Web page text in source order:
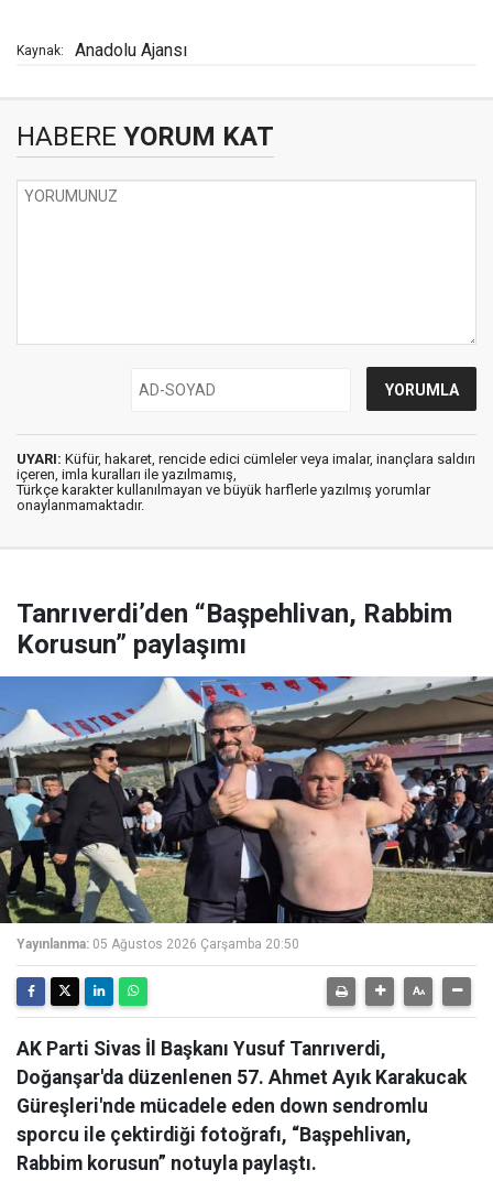
Kaynak: Anadolu Ajansı
HABERE YORUM KAT
UYARI: Küfür, hakaret, rencide edici cümleler veya imalar, inançlara saldırı
içeren, imla kuralları ile yazılmamış,
Türkçe karakter kullanılmayan ve büyük harflerle yazılmış yorumlar
onaylanmamaktadır.
Tanrıverdi’den “Başpehlivan, Rabbim
Korusun” paylaşımı
Yayınlanma: 05 Ağustos 2026 Çarşamba 20:50
AK Parti Sivas İl Başkanı Yusuf Tanrıverdi,
Doğanşar'da düzenlenen 57. Ahmet Ayık Karakucak
Güreşleri'nde mücadele eden down sendromlu
sporcu ile çektirdiği fotoğrafı, “Başpehlivan,
Rabbim korusun” notuyla paylaştı.